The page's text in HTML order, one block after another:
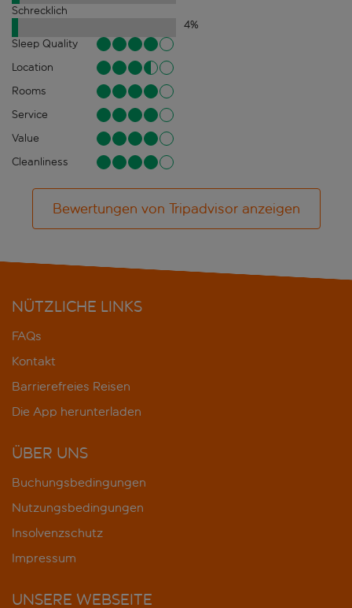
Schrecklich
4%
Sleep Quality
Location
Rooms
Service
Value
Cleanliness
Bewertungen von Tripadvisor anzeigen
NÜTZLICHE LINKS
FAQs
Kontakt
Barrierefreies Reisen
Die App herunterladen
ÜBER UNS
Buchungsbedingungen
Nutzungsbedingungen
Insolvenzschutz
Impressum
UNSERE WEBSEITE